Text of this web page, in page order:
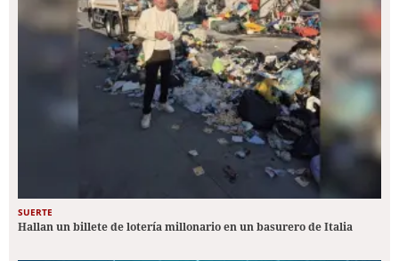
SUERTE
Hallan un billete de lotería millonario en un basurero de Italia